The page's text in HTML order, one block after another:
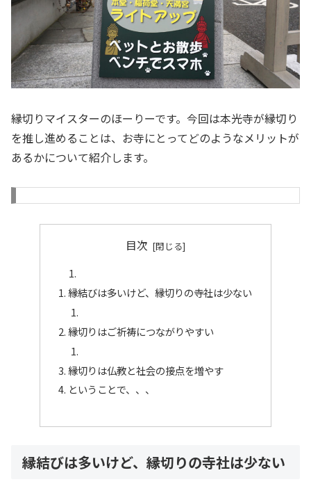
縁切りマイスターのほーりーです。今回は本光寺が縁切り
を推し進めることは、お寺にとってどのようなメリットが
あるかについて紹介します。
目次
縁結びは多いけど、縁切りの寺社は少ない
縁切りはご祈祷につながりやすい
縁切りは仏教と社会の接点を増やす
ということで、、、
縁結びは多いけど、縁切りの寺社は少ない